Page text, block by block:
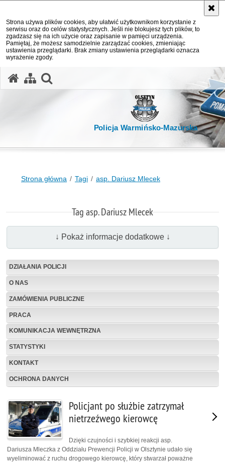
Strona używa plików cookies, aby ułatwić użytkownikom korzystanie z
serwisu oraz do celów statystycznych. Jeśli nie blokujesz tych plików, to
zgadzasz się na ich użycie oraz zapisanie w pamięci urządzenia.
Pamiętaj, że możesz samodzielnie zarządzać cookies, zmieniając
ustawienia przeglądarki. Brak zmiany ustawienia przeglądarki oznacza
wyrażenie zgody.
Policja Warmińsko-Mazurska
Strona główna Tagi asp. Dariusz Mlecek
Tag asp. Dariusz Mlecek
↓ Pokaż informacje dodatkowe ↓
DZIAŁANIA POLICJI
O NAS
ZAMÓWIENIA PUBLICZNE
PRACA
KOMUNIKACJA WEWNĘTRZNA
STATYSTYKI
KONTAKT
OCHRONA DANYCH
Policjant po służbie zatrzymał
nietrzeźwego kierowcę
Dzięki czujności i szybkiej reakcji asp.
Dariusza Mleczka z Oddziału Prewencji Policji w Olsztynie udało się
wyeliminować z ruchu drogowego kierowcę, który stwarzał poważne